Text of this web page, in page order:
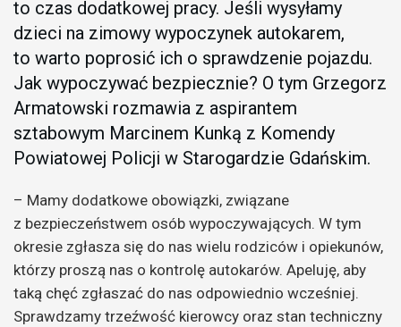
to czas dodatkowej pracy. Jeśli wysyłamy
dzieci na zimowy wypoczynek autokarem,
to warto poprosić ich o sprawdzenie pojazdu.
Jak wypoczywać bezpiecznie? O tym Grzegorz
Armatowski rozmawia z aspirantem
sztabowym Marcinem Kunką z Komendy
Powiatowej Policji w Starogardzie Gdańskim.
– Mamy dodatkowe obowiązki, związane
z bezpieczeństwem osób wypoczywających. W tym
okresie zgłasza się do nas wielu rodziców i opiekunów,
którzy proszą nas o kontrolę autokarów. Apeluję, aby
taką chęć zgłaszać do nas odpowiednio wcześniej.
Sprawdzamy trzeźwość kierowcy oraz stan techniczny